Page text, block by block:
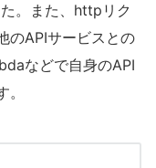
。また、httpリク
のAPIサービスとの
などで自身のAPI